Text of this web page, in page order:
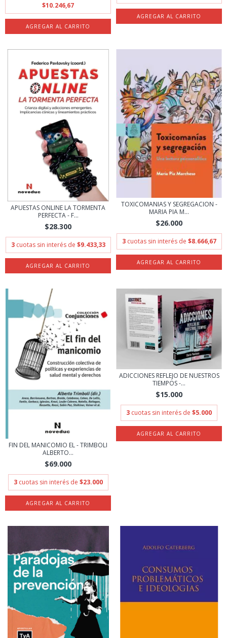
$10.246,67
APUESTAS ONLINE LA TORMENTA
PERFECTA - F...
$28.300
3 cuotas sin interés de $9.433,33
TOXICOMANIAS Y SEGREGACION -
MARIA PIA M...
$26.000
3 cuotas sin interés de $8.666,67
FIN DEL MANICOMIO EL - TRIMBOLI
ALBERTO...
$69.000
3 cuotas sin interés de $23.000
ADICCIONES REFLEJO DE NUESTROS
TIEMPOS -...
$15.000
3 cuotas sin interés de $5.000